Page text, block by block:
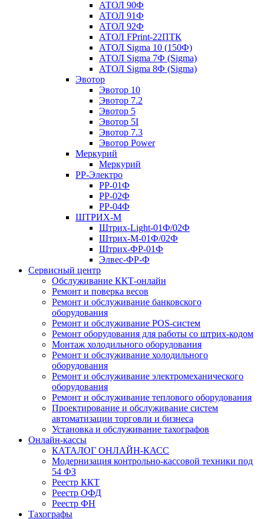
АТОЛ 90Ф
АТОЛ 91Ф
АТОЛ 92Ф
АТОЛ FPrint-22ПТК
АТОЛ Sigma 10 (150Ф)
АТОЛ Sigma 7Ф (Sigma)
АТОЛ Sigma 8Ф (Sigma)
Эвотор
Эвотор 10
Эвотор 7.2
Эвотор 5
Эвотор 5I
Эвотор 7.3
Эвотор Power
Меркурий
Меркурий
РР-Электро
РР-01Ф
РР-02Ф
РР-04Ф
ШТРИХ-М
Штрих-Light-01Ф/02Ф
Штрих-М-01Ф/02Ф
Штрих-ФР-01Ф
Элвес-ФР-Ф
Сервисный центр
Обслуживание ККТ-онлайн
Ремонт и поверка весов
Ремонт и обслуживание банковского
оборудования
Ремонт и обслуживание POS-систем
Ремонт оборудования для работы со штрих-кодом
Монтаж холодильного оборудования
Ремонт и обслуживание холодильного
оборудования
Ремонт и обслуживание электромеханического
оборудования
Ремонт и обслуживание теплового оборудования
Проектирование и обслуживание систем
автоматизации торговли и бизнеса
Установка и обслуживание тахографов
Онлайн-кассы
КАТАЛОГ ОНЛАЙН-КАСС
Модернизация контрольно-кассовой техники под
54 ФЗ
Реестр ККТ
Реестр ОФД
Реестр ФН
Тахографы